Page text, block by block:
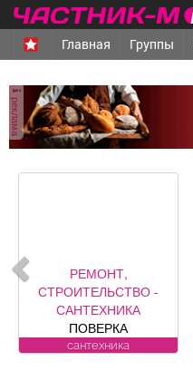
Главная Группы
реклама
РЕМОНТ,
СТРОИТЕЛЬСТВО -
САНТЕХНИКА
ПОВЕРКА
ВОДОСЧЕТЧИКОВ на
сантехника